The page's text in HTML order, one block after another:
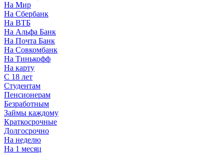
На Мир
На Сбербанк
На ВТБ
На Альфа Банк
На Почта Банк
На Совкомбанк
На Тинькофф
На карту
С 18 лет
Студентам
Пенсионерам
Безработным
Займы каждому
Краткосрочные
Долгосрочно
На неделю
На 1 месяц